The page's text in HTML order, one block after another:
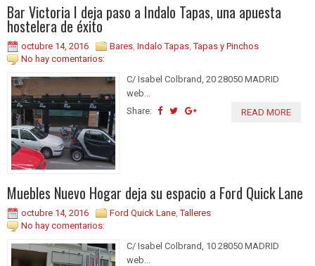
Bar Victoria I deja paso a Indalo Tapas, una apuesta
hostelera de éxito
octubre 14, 2016 Bares Indalo Tapas ,Tapas y Pinchos
No hay comentarios:
C/ Isabel Colbrand, 20 28050 MADRID
web...
Share:
READ MORE
Muebles Nuevo Hogar deja su espacio a Ford Quick Lane
octubre 14, 2016 Ford Quick Lane ,Talleres
No hay comentarios:
C/ Isabel Colbrand, 10 28050 MADRID
web...